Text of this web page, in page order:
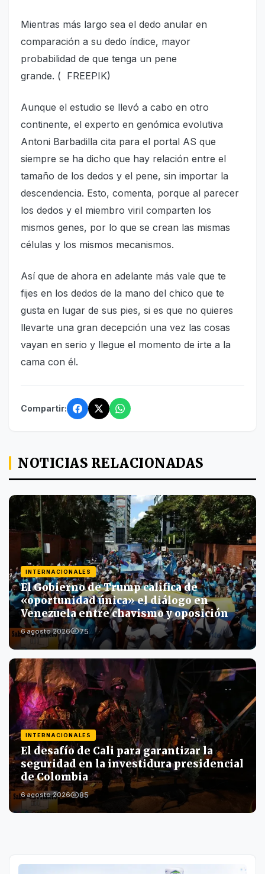
Mientras más largo sea el dedo anular en
comparación a su dedo índice, mayor
probabilidad de que tenga un pene
grande. ( FREEPIK)
Aunque el estudio se llevó a cabo en otro
continente, el experto en genómica evolutiva
Antoni Barbadilla cita para el portal AS que
siempre se ha dicho que hay relación entre el
tamaño de los dedos y el pene, sin importar la
descendencia. Esto, comenta, porque al parecer
los dedos y el miembro viril comparten los
mismos genes, por lo que se crean las mismas
células y los mismos mecanismos.
Así que de ahora en adelante más vale que te
fijes en los dedos de la mano del chico que te
gusta en lugar de sus pies, si es que no quieres
llevarte una gran decepción una vez las cosas
vayan en serio y llegue el momento de irte a la
cama con él.
Compartir:
NOTICIAS RELACIONADAS
INTERNACIONALES
El Gobierno de Trump califica de
«oportunidad única» el diálogo en
Venezuela entre chavismo y oposición
6 agosto 2026 75
INTERNACIONALES
El desafío de Cali para garantizar la
seguridad en la investidura presidencial
de Colombia
6 agosto 2026 85